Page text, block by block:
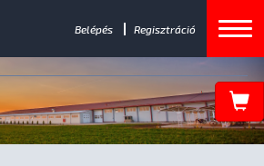
Belépés Regisztráció